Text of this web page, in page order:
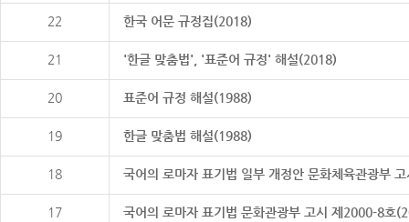
22 한국 어문 규정집(2018)
21 '한글 맞춤법', '표준어 규정' 해설(2018)
20 표준어 규정 해설(1988)
19 한글 맞춤법 해설(1988)
18 국어의 로마자 표기법 일부 개정안 문화체육관광부
17 국어의 로마자 표기법 문화관광부 고시 제2000-8호